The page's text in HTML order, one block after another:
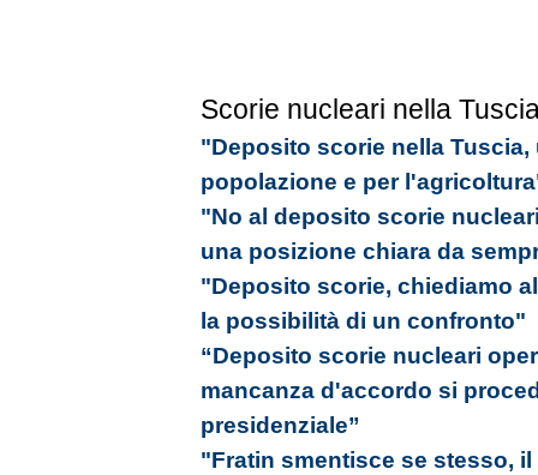
Scorie nucleari nella
"Deposito scorie nella Tuscia,
popolazione e per
"No al deposito scorie
una posizione chiara da
"Deposito scorie, chiediamo
la possibilità di un confronto"
“Deposito scorie nucleari
mancanza d'accordo si
presidenziale”
"Fratin smentisce se stesso,